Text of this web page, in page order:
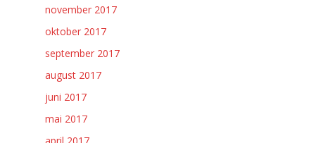
november 2017
oktober 2017
september 2017
august 2017
juni 2017
mai 2017